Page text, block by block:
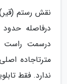
نقش رستم
درفاصله حدود
درسمت راست
مترتاجاده
ندارد. فقط